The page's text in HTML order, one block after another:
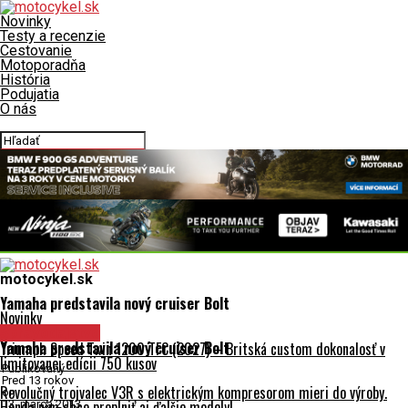
Novinky
Testy a recenzie
Cestovanie
Motoporadňa
História
Podujatia
O nás
motocykel.sk
Yamaha predstavila nový cruiser Bolt
Novinky
Triumph Speed Twin 1200 TFC (2027) – Britská custom dokonalosť v
limitovanej edícii 750 kusov
Revolučný trojvalec V3R s elektrickým kompresorom mieri do výroby.
Yamaha predstavila nový cruiser Bolt
Publikovaný
Pred 13 rokov
on
13. marca 2013